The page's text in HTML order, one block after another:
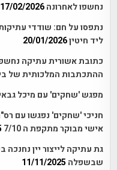
נחשפו לאחרונה 17/02/2026
נתפסו על חם: שודדי
ליד חיטין20/01/2026
כתובת אשורית עתיקה
ההתכתבות המלכותית של
מפגש 'שחקים' עם מיכל
חניכי 'שחקים' נפגשו עם
אישי מבוקר מתקפת ה 7/10
גת עתיקה לייצור יין
שבשפלה 11/11/2025